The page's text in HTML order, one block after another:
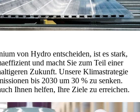
von Hydro entscheiden, ist es stark,
und macht Sie zum Teil einer
Zukunft. Unsere Klimastrategie
bis 2030 um 30 % zu senken.
Ihnen helfen, Ihre Ziele zu erreichen.